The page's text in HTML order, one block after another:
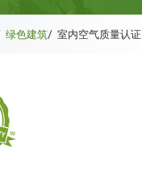
绿色建筑/ 室内空气质量认证